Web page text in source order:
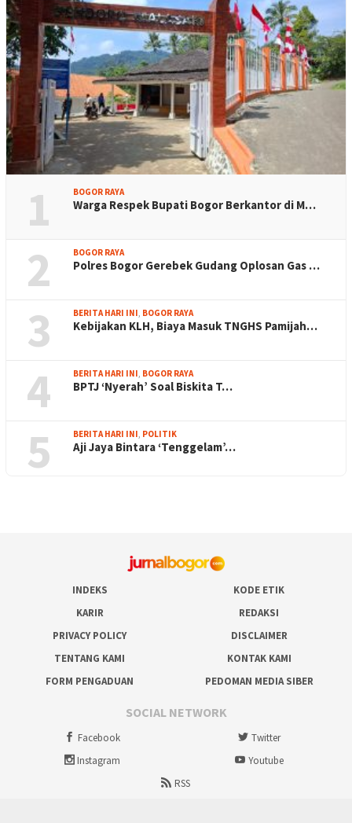
1 BOGOR RAYA
Warga Respek Bupati Bogor Berkantor di M…
2 BOGOR RAYA
Polres Bogor Gerebek Gudang Oplosan Gas …
3 BERITA HARI INI, BOGOR RAYA
Kebijakan KLH, Biaya Masuk TNGHS Pamijah…
4 BERITA HARI INI, BOGOR RAYA
BPTJ ‘Nyerah’ Soal Biskita T…
5 BERITA HARI INI, POLITIK
Aji Jaya Bintara ‘Tenggelam’…
INDEKS
KODE ETIK
KARIR
REDAKSI
PRIVACY POLICY
DISCLAIMER
TENTANG KAMI
KONTAK KAMI
FORM PENGADUAN
PEDOMAN MEDIA SIBER
SOCIAL NETWORK
Facebook
Twitter
Instagram
Youtube
RSS